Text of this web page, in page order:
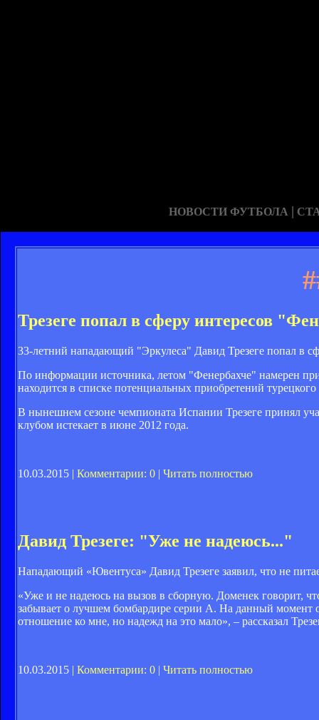
НОВОСТИ ФУТБОЛА |
Трезеге попал в сферу интересов
33-летний нападающий "Эркулеса" Давид Трезеге попал в
По информации источника, летом "Фенербахче" намерен
находится в списке потенциальных приобретений турецкого
В нынешнем сезоне чемпионата Испании Трезеге принял
клубом истекает в июне 2012 года.
10.03.2015 | Комментарии: 0 | Читать полностью
Давид Трезеге: "Уже не надеюсь..."
Нападающий «Ювентуса» Давид Трезеге заявил, что не
«Уже и не надеюсь на вызов в сборную. Доменек говорит,
забывает о лучшем бомбардире серии A. На данный момент
отношение ко мне, но надежд на это мало», – рассказал
10.03.2015 | Комментарии: 0 | Читать полностью